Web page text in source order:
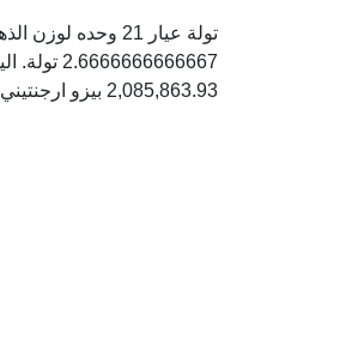
2,085,863.93 بيزو ارجنتيني.